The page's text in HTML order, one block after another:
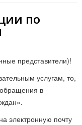
по
представители)!
услугам, то,
в
электронную почту